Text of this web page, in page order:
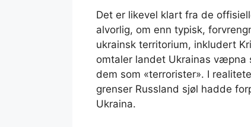
Det er likevel klart fra de
alvorlig, om enn typisk,
ukrainsk territorium, inkludert
omtaler landet Ukrainas væpna
dem som «terrorister». I
grenser Russland sjøl hadde
Ukraina.